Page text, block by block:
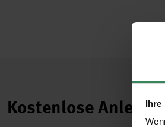
Ihre
Kostenlose